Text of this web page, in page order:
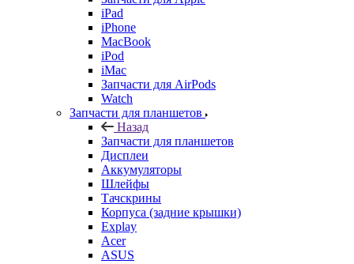
iPad
iPhone
MacBook
iPod
iMac
Запчасти для AirPods
Watch
Запчасти для планшетов
Назад
Запчасти для планшетов
Дисплеи
Аккумуляторы
Шлейфы
Тачскрины
Корпуса (задние крышки)
Explay
Acer
ASUS